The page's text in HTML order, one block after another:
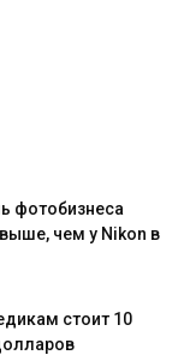
фотобизнеса
чем у Nikon в
стоит 10